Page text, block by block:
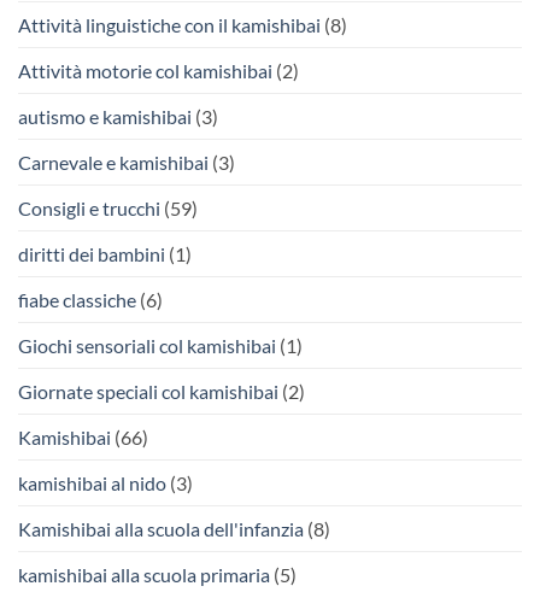
Attività linguistiche con il kamishibai (8)
Attività motorie col kamishibai (2)
autismo e kamishibai (3)
Carnevale e kamishibai (3)
Consigli e trucchi (59)
diritti dei bambini (1)
fiabe classiche (6)
Giochi sensoriali col kamishibai (1)
Giornate speciali col kamishibai (2)
Kamishibai (66)
kamishibai al nido (3)
Kamishibai alla scuola dell'infanzia (8)
kamishibai alla scuola primaria (5)